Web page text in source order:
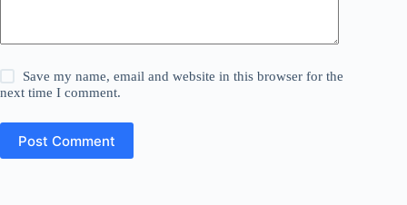
Save my name, email and website in this browser for the
next time I comment.
Post Comment